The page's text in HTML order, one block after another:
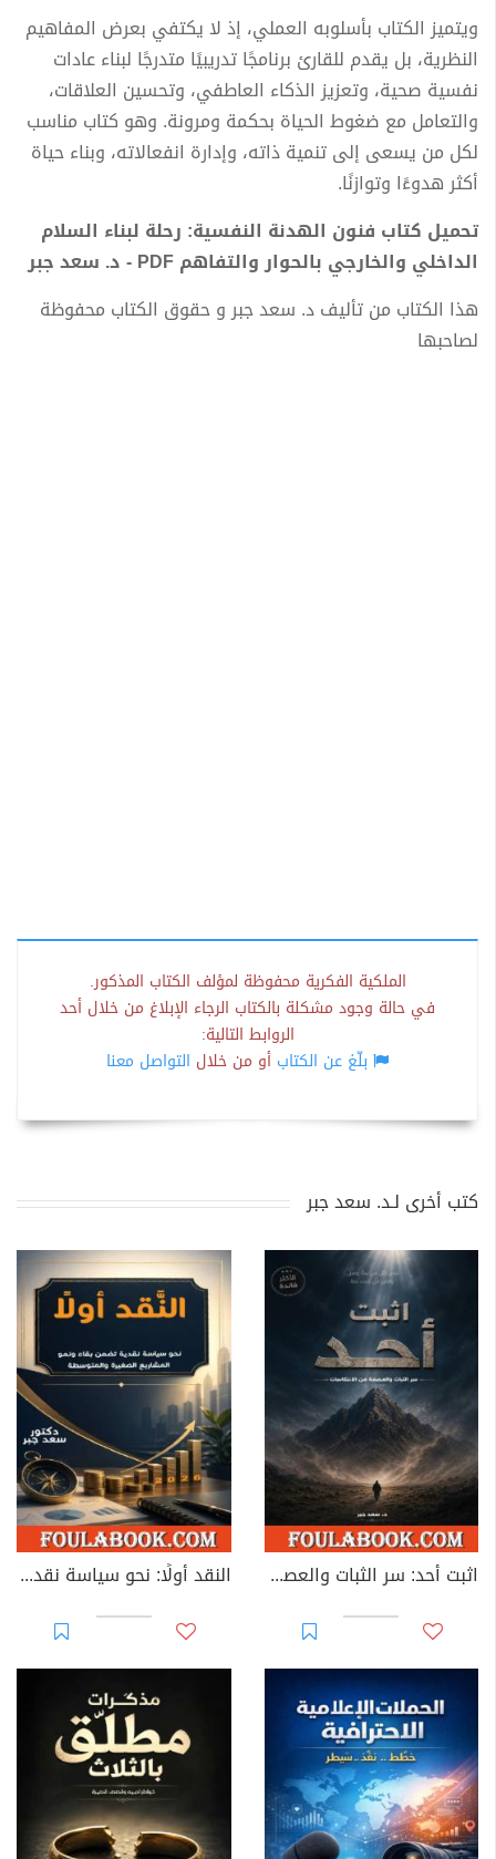
ويتميز الكتاب بأسلوبه العملي، إذ لا يكتفي بعرض المفاهيم
النظرية، بل يقدم للقارئ برنامجًا تدريبيًا متدرجًا لبناء عادات
نفسية صحية، وتعزيز الذكاء العاطفي، وتحسين العلاقات،
والتعامل مع ضغوط الحياة بحكمة ومرونة. وهو كتاب مناسب
لكل من يسعى إلى تنمية ذاته، وإدارة انفعالاته، وبناء حياة
أكثر هدوءًا وتوازنًا.
تحميل كتاب فنون الهدنة النفسية: رحلة لبناء السلام
الداخلي والخارجي بالحوار والتفاهم PDF - د. سعد جبر
هذا الكتاب من تأليف د. سعد جبر و حقوق الكتاب محفوظة
لصاحبها
الملكية الفكرية محفوظة لمؤلف الكتاب المذكور.
في حالة وجود مشكلة بالكتاب الرجاء الإبلاغ من خلال أحد
الروابط التالية:
بلّغ عن الكتاب أو من خلال التواصل معنا
كتب أخرى لـد. سعد جبر
اثبت أُحد: سر الثبات والعصمة من الانتكاسات النقد أولًا: نحو سياسة نقدية تضمن بقاء ونمو المشاريع الصغيرة والمتوسطة